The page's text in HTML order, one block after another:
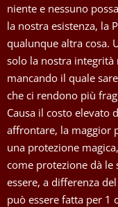
niente e nessuno
la nostra esistenza, la
qualunque altra cosa.
solo la nostra
mancando il quale
che ci rendono più
Causa il costo elevato
affrontare, la maggior
una protezione
come protezione dà le
essere, a differenza
può essere fatta per 1